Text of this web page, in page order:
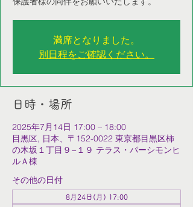
満席となりました。
別日程をご確認ください。
日時・場所
2025年7月14日 17:00 – 18:00
目黒区, 日本、〒152-0022 東京都目黒区柿
の木坂１丁目９−１９ テラス・パーシモンヒ
ルＡ棟
その他の日付
8月24日(月) 17:00